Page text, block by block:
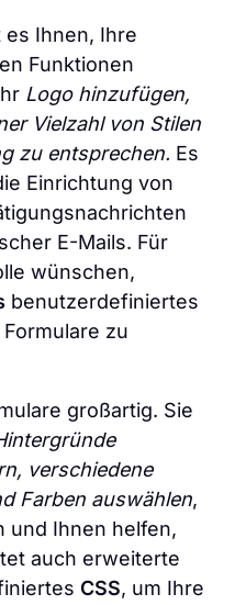
es Ihnen, Ihre
Funktionen
Logo hinzufügen,
Vielzahl von Stilen
zu entsprechen. Es
Einrichtung von
E-Mails. Für
wünschen,
benutzerdefiniertes
zu
großartig. Sie
verschiedene
Farben auswählen,
und Ihnen helfen,
auch erweiterte
CSS, um Ihre